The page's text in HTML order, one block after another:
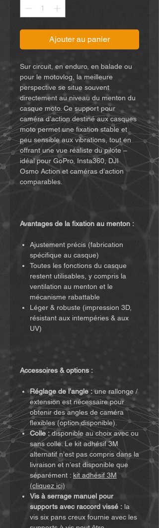
Ajouter au panier
Sur circuit, en enduro, en balade ou
pour le motovlog, la meilleure
perspective se situe souvent
directement au niveau du menton du
casque moto. Ce support pour
caméra d’action destiné aux casques
moto permet une fixation stable et
peu sensible aux vibrations, tout en
offrant une vue réaliste du pilote –
idéal pour GoPro, Insta360, DJI
Osmo Action et caméras d’action
comparables.
Avantages de la fixation au menton :
Ajustement précis (fabrication
spécifique au casque)
Toutes les fonctions du casque
restent utilisables, y compris la
ventilation au menton et le
mécanisme rabattable
Léger & robuste (impression 3D,
résistant aux intempéries & aux
UV)
Accessoires & options :
Réglage de l’angle :une rallonge /
extension est nécessaire pour
obtenir des angles de caméra
flexibles (option disponible).
Colle :disponible au choix avec ou
sans colle. Le kit adhésif 3M
alternatif n’est pas compris dans la
livraison et n’est disponible que
séparément : kit adhésif 3M
(cliquez ici)
Vis à serrage manuel pour
supports avec raccord vissé : la
vis six pans creux fournie avec les